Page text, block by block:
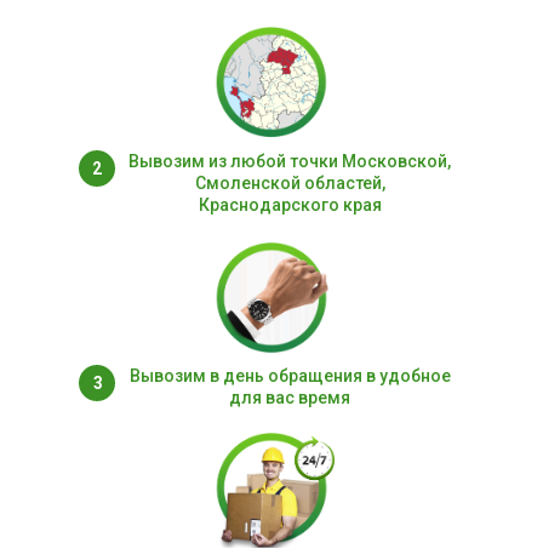
Вывозим в день обращения в удобное
для вас время
Вывозим из любой точки Московской,
Смоленской областей,
Краснодарского края
3
2